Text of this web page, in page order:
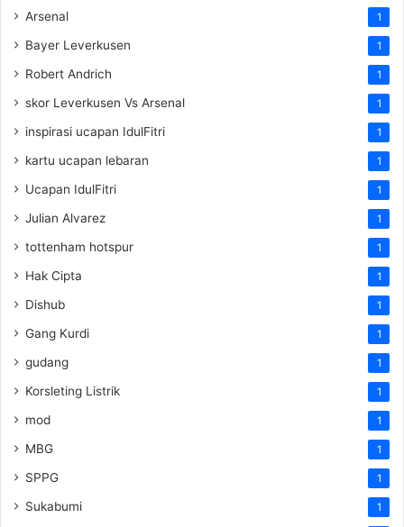
Arsenal 1
Bayer Leverkusen 1
Robert Andrich 1
skor Leverkusen Vs Arsenal 1
inspirasi ucapan IdulFitri 1
kartu ucapan lebaran 1
Ucapan IdulFitri 1
Julian Alvarez 1
tottenham hotspur 1
Hak Cipta 1
Dishub 1
Gang Kurdi 1
gudang 1
Korsleting Listrik 1
mod 1
MBG 1
SPPG 1
Sukabumi 1